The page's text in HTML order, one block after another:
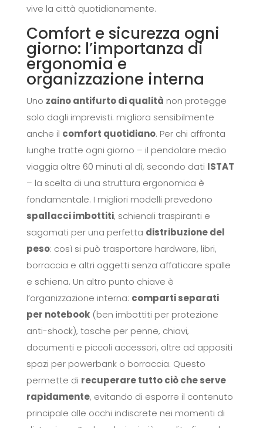
vive la città quotidianamente.
Comfort e sicurezza ogni
giorno: l’importanza di
ergonomia e
organizzazione interna
Uno zaino antifurto di qualità non protegge
solo dagli imprevisti: migliora sensibilmente
anche il comfort quotidiano. Per chi affronta
lunghe tratte ogni giorno – il pendolare medio
viaggia oltre 60 minuti al dì, secondo dati ISTAT
– la scelta di una struttura ergonomica è
fondamentale. I migliori modelli prevedono
spallacci imbottiti, schienali traspiranti e
sagomati per una perfetta distribuzione del
peso: così si può trasportare hardware, libri,
borraccia e altri oggetti senza affaticare spalle
e schiena. Un altro punto chiave è
l’organizzazione interna: comparti separati
per notebook(ben imbottiti per protezione
anti-shock), tasche per penne, chiavi,
documenti e piccoli accessori, oltre ad appositi
spazi per powerbank o borraccia. Questo
permette di recuperare tutto ciò che serve
rapidamente, evitando di esporre il contenuto
principale alle occhi indiscrete nei momenti di